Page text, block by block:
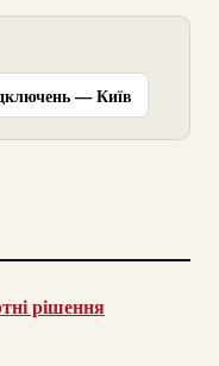
— Київ
рішення